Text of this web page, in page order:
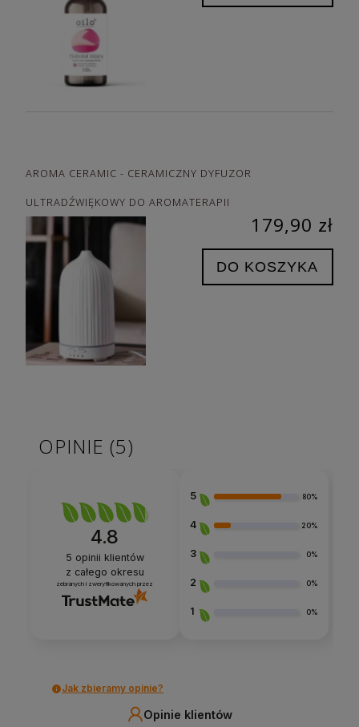
AROMA CERAMIC - CERAMICZNY DYFUZOR
ULTRADŹWIĘKOWY DO AROMATERAPII
179,90 zł
DO KOSZYKA
OPINIE (5)
4.8
5 opinii klientów
z całego okresu
zebranych i zweryfikowanych przez
5 80%
4 20%
3 0%
2 0%
1 0%
Jak zbieramy opinie?
Opinie klientów